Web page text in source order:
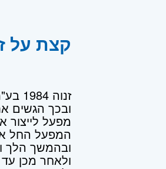
קצת על זנוה
ובכך הגשים
מפעל לייצור
המפעל החל
ובהמשך הלך
ולאחר מכן